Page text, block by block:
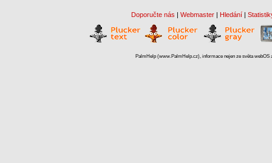
Doporučte nás | Webmaster | Hledání |
PalmHelp (www.PalmHelp.cz), informace nejen ze světa